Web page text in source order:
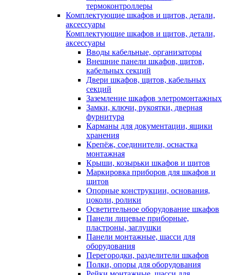
термоконтроллеры
Комплектующие шкафов и щитов, детали,
аксессуары
Комплектующие шкафов и щитов, детали,
аксессуары
Вводы кабельные, организаторы
Внешние панели шкафов, щитов,
кабельных секций
Двери шкафов, щитов, кабельных
секций
Заземление шкафов элетромонтажных
Замки, ключи, рукоятки, дверная
фурнитура
Карманы для документации, ящики
хранения
Крепёж, соединители, оснастка
монтажная
Крыши, козырьки шкафов и щитов
Маркировка приборов для шкафов и
щитов
Опорные конструкции, основания,
цоколи, ролики
Осветительное оборудование шкафов
Панели лицевые приборные,
пластроны, заглушки
Панели монтажные, шасси для
оборудования
Перегородки, разделители шкафов
Полки, опоры для оборудования